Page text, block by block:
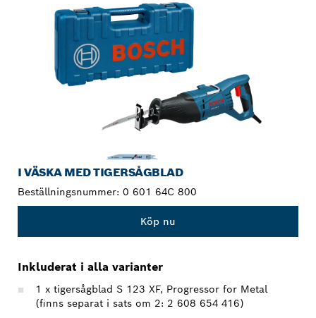
I VÄSKA MED TIGERSÅGBLAD
Beställningsnummer: 0 601 64C 800
Köp nu
Inkluderat i alla varianter
1 x tigersågblad S 123 XF, Progressor for Metal
(finns separat i sats om 2: 2 608 654 416)